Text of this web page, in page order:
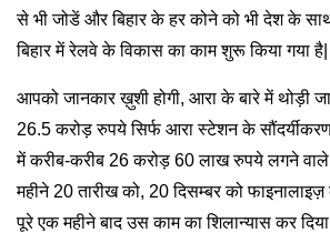
से भी जोडें और बिहार के हर कोने को भी देश के
बिहार में रेलवे के विकास का काम शुरू किया गया है|
आपको जानकार ख़ुशी होगी, आरा के बारे में थोड़ी
26.5 करोड़ रुपये सिर्फ आरा स्टेशन के
में करीब-करीब 26 करोड़ 60 लाख रुपये लगने
महीने 20 तारीख को, 20 दिसम्बर को
पूरे एक महीने बाद उस काम का शिलान्यास कर